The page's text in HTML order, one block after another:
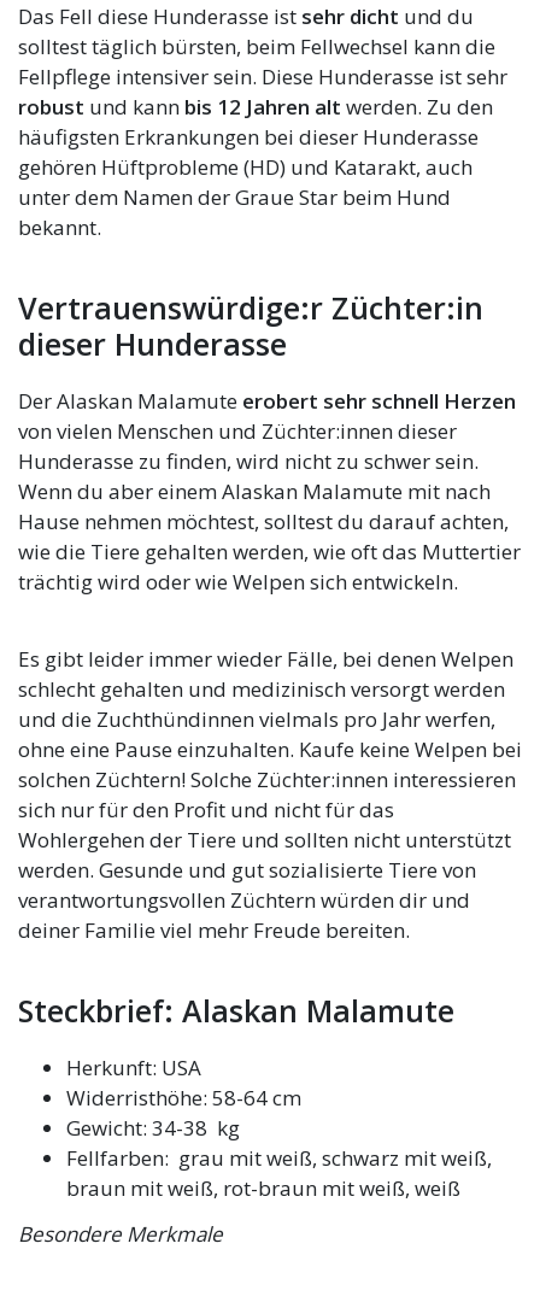
Das Fell diese Hunderasse ist sehr dicht und du
solltest täglich bürsten, beim Fellwechsel kann die
Fellpflege intensiver sein. Diese Hunderasse ist sehr
robust und kann bis 12 Jahren alt werden. Zu den
häufigsten Erkrankungen bei dieser Hunderasse
gehören Hüftprobleme (HD) und Katarakt, auch
unter dem Namen der Graue Star beim Hund
bekannt.
Vertrauenswürdige:r Züchter:in
dieser Hunderasse
Der Alaskan Malamute erobert sehr schnell Herzen
von vielen Menschen und Züchter:innen dieser
Hunderasse zu finden, wird nicht zu schwer sein.
Wenn du aber einem Alaskan Malamute mit nach
Hause nehmen möchtest, solltest du darauf achten,
wie die Tiere gehalten werden, wie oft das Muttertier
trächtig wird oder wie Welpen sich entwickeln.
Es gibt leider immer wieder Fälle, bei denen Welpen
schlecht gehalten und medizinisch versorgt werden
und die Zuchthündinnen vielmals pro Jahr werfen,
ohne eine Pause einzuhalten. Kaufe keine Welpen bei
solchen Züchtern! Solche Züchter:innen interessieren
sich nur für den Profit und nicht für das
Wohlergehen der Tiere und sollten nicht unterstützt
werden. Gesunde und gut sozialisierte Tiere von
verantwortungsvollen Züchtern würden dir und
deiner Familie viel mehr Freude bereiten.
Steckbrief: Alaskan Malamute
Herkunft: USA
Widerristhöhe: 58-64 cm
Gewicht: 34-38 kg
Fellfarben: grau mit weiß, schwarz mit weiß,
braun mit weiß, rot-braun mit weiß, weiß
Besondere Merkmale